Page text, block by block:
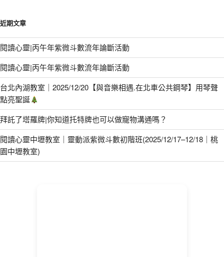
近期文章
閱讀心靈|丙午年紫微斗數流年論斷活動
閱讀心靈|丙午年紫微斗數流年論斷活動
台北內湖教室｜2025/12/20【與音樂相遇.在北車公共鋼琴】用琴聲
點亮聖誕
拜託了塔羅牌|你知道托特牌也可以做寵物溝通嗎？
閱讀心靈中壢教室｜靈動派紫微斗數初階班(2025/12/17–12/18｜桃
園中壢教室)